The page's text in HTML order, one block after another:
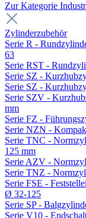
Zur Kategorie
Zylinderzubehör
Serie R -
63
Serie RST -
Serie SZ -
Serie SZ -
Serie SZV -
mm
Serie FZ -
Serie NZN -
Serie TNC -
125 mm
Serie AZV -
Serie TNZ -
Serie FSE -
Ø 32-125
Serie SP -
Serie V10 -